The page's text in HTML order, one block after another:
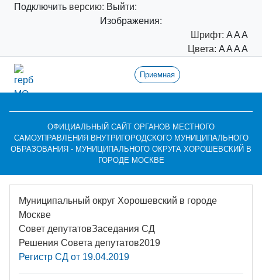
Подключить версию: Выйти:
Изображения:
Шрифт: AAA
Цвета: AAAA
Приемная
ОФИЦИАЛЬНЫЙ САЙТ ОРГАНОВ МЕСТНОГО
САМОУПРАВЛЕНИЯ ВНУТРИГОРОДСКОГО МУНИЦИПАЛЬНОГО
ОБРАЗОВАНИЯ - МУНИЦИПАЛЬНОГО ОКРУГА ХОРОШЕВСКИЙ В
ГОРОДЕ МОСКВЕ
Муниципальный округ Хорошевский в городе
Москве
Совет депутатовЗаседания СД
Решения Совета депутатов2019
Регистр СД от 19.04.2019